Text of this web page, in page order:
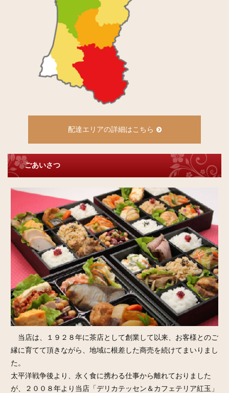
配達エリアの詳細はこちら
ごあいさつ
当店は、１９２８年に茶店として創業して以来、お客様とのご
縁に育てて頂きながら、地域に根差した商売を続けてまいりまし
た。
太平洋戦争後より、永く食に携わる仕事から離れておりました
が、２００８年より当店「デリカテッセン＆カフェテリア紅玉」